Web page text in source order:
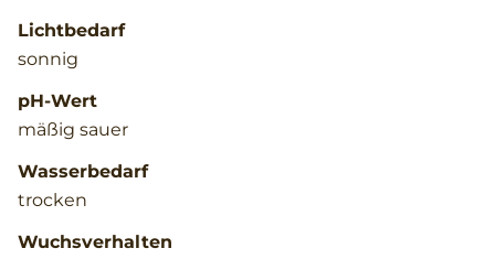
Lichtbedarf
sonnig
pH-Wert
mäßig sauer
Wasserbedarf
trocken
Wuchsverhalten